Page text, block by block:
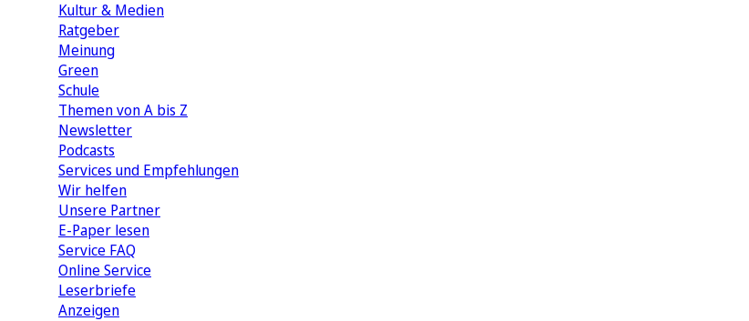
Kultur & Medien
Ratgeber
Meinung
Green
Schule
Themen von A bis Z
Newsletter
Podcasts
Services und Empfehlungen
Wir helfen
Unsere Partner
E-Paper lesen
Service FAQ
Online Service
Leserbriefe
Anzeigen